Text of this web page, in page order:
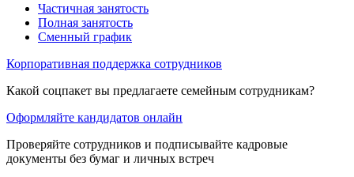
Частичная занятость
Полная занятость
Сменный график
Корпоративная поддержка сотрудников
Какой соцпакет вы предлагаете семейным сотрудникам?
Оформляйте кандидатов онлайн
Проверяйте сотрудников и подписывайте кадровые
документы без бумаг и личных встреч